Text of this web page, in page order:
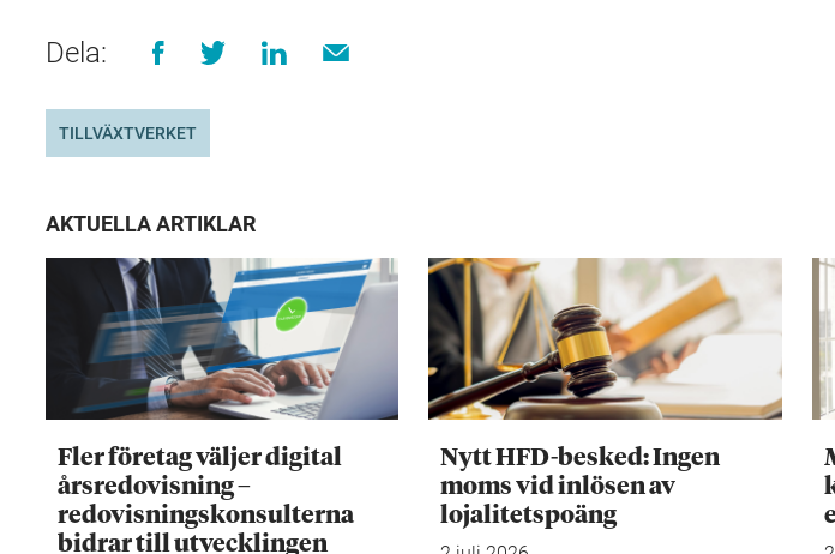
Dela:
TILLVÄXTVERKET
AKTUELLA ARTIKLAR
Fler företag väljer digital
årsredovisning –
redovisningskonsulterna
bidrar till utvecklingen
Nytt HFD-besked: Ingen
moms vid inlösen av
lojalitetspoäng